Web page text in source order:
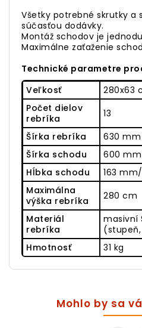
Všetky potrebné skrutky a
súčasťou dodávky.
Montáž schodov je
Maximálne zaťaženie
Technické parametre
Veľkosť
280x63
Počet dielov
rebríka
13
Šírka rebríka
630 mm
Šírka schodu
600 mm
Hĺbka schodu
163
Maximálna
výška rebríka
280 cm
Materiál
rebríka
masivní
Hmotnosť
31 kg
Mohlo by sa